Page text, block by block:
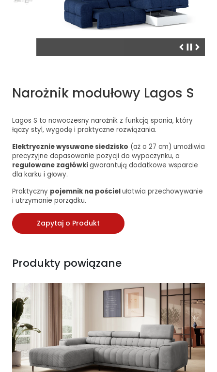
Narożnik modułowy Lagos S
Lagos S to nowoczesny narożnik z funkcją spania, który
łączy styl, wygodę i praktyczne rozwiązania.
Elektrycznie wysuwane siedzisko (aż o 27 cm) umożliwia
precyzyjne dopasowanie pozycji do wypoczynku, a
regulowane zagłówkigwarantują dodatkowe wsparcie
dla karku i głowy.
Praktyczny pojemnik na pościelułatwia przechowywanie
i utrzymanie porządku.
Zapytaj o Produkt
Produkty powiązane